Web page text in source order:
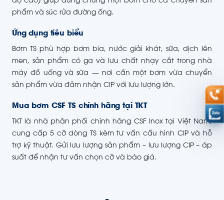
phẩm và súc rửa đường ống.
Ứng dụng tiêu biểu
Bơm TS phù hợp bơm bia, nước giải khát, sữa, dịch lên
men, sản phẩm có ga và lưu chất nhạy cắt trong nhà
máy đồ uống và sữa — nơi cần một bơm vừa chuyển
sản phẩm vừa đảm nhận CIP với lưu lượng lớn.
Mua bơm CSF TS chính hãng tại TKT
TKT là nhà phân phối chính hãng CSF Inox tại Việt Nam,
cung cấp 5 cỡ dòng TS kèm tư vấn cấu hình CIP và hỗ
trợ kỹ thuật. Gửi lưu lượng sản phẩm – lưu lượng CIP – áp
suất để nhận tư vấn chọn cỡ và báo giá.